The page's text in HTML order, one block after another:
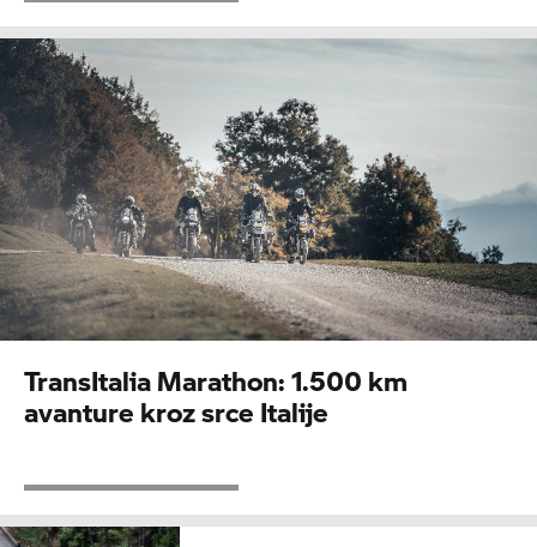
TransItalia Marathon: 1.500 km
avanture kroz srce Italije